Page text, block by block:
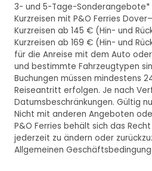
3- und 5-Tage-Sonderangebote*
Kurzreisen mit P&O Ferries
Kurzreisen ab 145 € (Hin- und
Kurzreisen ab 169 € (Hin- und
für die Anreise mit dem Auto
und bestimmte Fahrzeugtypen
Buchungen müssen mindestens
Reiseantritt erfolgen. Je nach
Datumsbeschränkungen. Gültig
Nicht mit anderen Angeboten
P&O Ferries behält sich das
jederzeit zu ändern oder
Allgemeinen